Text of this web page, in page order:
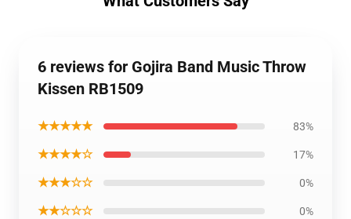
6 reviews for Gojira Band Music Throw
Kissen RB1509
★★★★★ 83%
★★★★☆ 17%
★★★☆☆ 0%
★★☆☆☆ 0%